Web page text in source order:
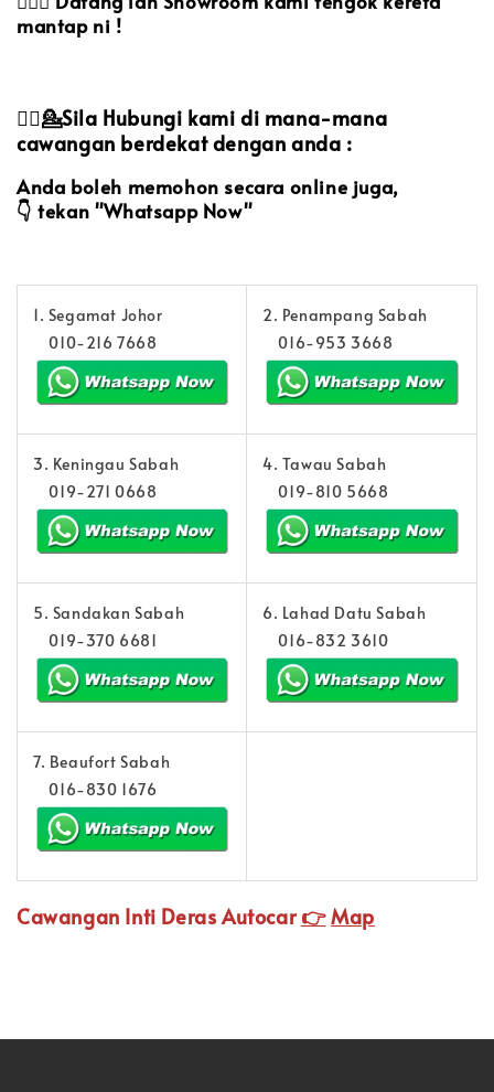
mantap ni !
💁‍♀️💁Sila Hubungi kami di mana-mana
cawangan berdekat dengan anda :
Anda boleh memohon secara online juga,
👇 tekan "Whatsapp Now"
1. Segamat Johor
010-216 7668
2. Penampang Sabah
016-953 3668
3. Keningau Sabah
019-271 0668
4. Tawau Sabah
019-810 5668
5. Sandakan Sabah
019-370 6681
6. Lahad Datu Sabah
016-832 3610
7. Beaufort Sabah
016-830 1676
Cawangan Inti Deras Autocar👉Map